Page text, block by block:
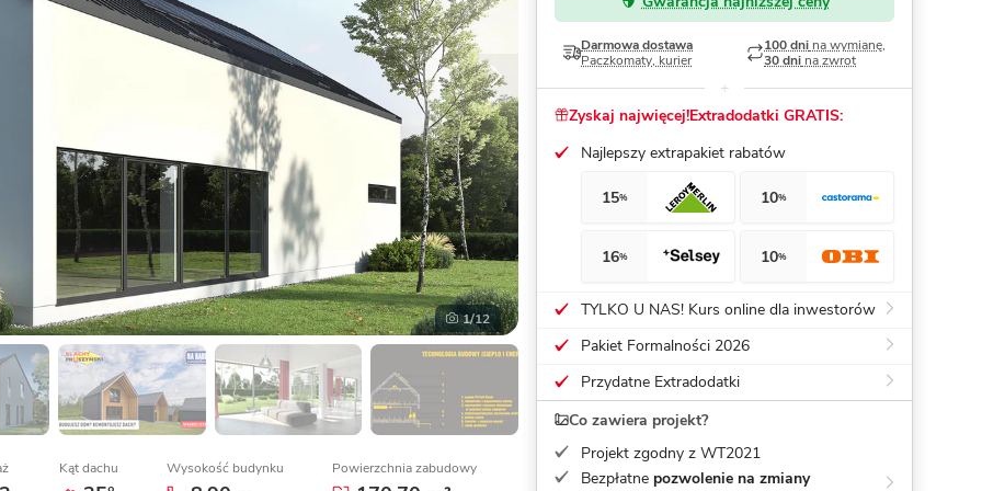
Dom pasywny- co to znaczy
1/12
Kąt dachu Wysokość budynku Powierzchnia zabudowy
Darmowa dostawa
Paczkomaty, kurier
100 dni na wymianę,
30 dni na zwrot
Zyskaj najwięcej!Extradodatki GRATIS:
Najlepszy extrapakiet rabatów
15% 10%
16% 10%
TYLKO U NAS! Kurs online dla inwestorów
Pakiet Formalności 2026
Przydatne Extradodatki
Co zawiera projekt?
Projekt zgodny z WT2021
Bezpłatne pozwolenie na zmiany